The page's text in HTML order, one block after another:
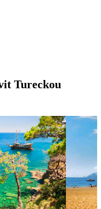
Tureckou